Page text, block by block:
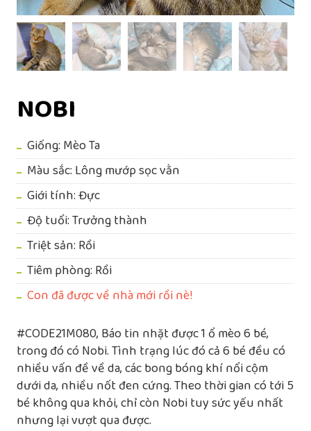
NOBI
Giống: Mèo Ta
Màu sắc: Lông mướp sọc vằn
Giới tính: Đực
Độ tuổi: Trưởng thành
Triệt sản: Rồi
Tiêm phòng: Rồi
Con đã được về nhà mới rồi nè!
#CODE21M080, Báo tin nhặt được 1 ổ mèo 6 bé,
trong đó có Nobi. Tình trạng lúc đó cả 6 bé đều có
nhiều vấn đề về da, các bong bóng khí nổi cộm
dưới da, nhiều nốt đen cứng. Theo thời gian có tới 5
bé không qua khỏi, chỉ còn Nobi tuy sức yếu nhất
nhưng lại vượt qua được.